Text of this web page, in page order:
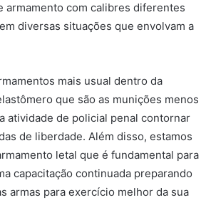
armamento com calibres diferentes
diversas situações que envolvam a
mais usual dentro da
que são as munições menos
atividade de policial penal contornar
de liberdade. Além disso, estamos
letal que é fundamental para
capacitação continuada preparando
armas para exercício melhor da sua